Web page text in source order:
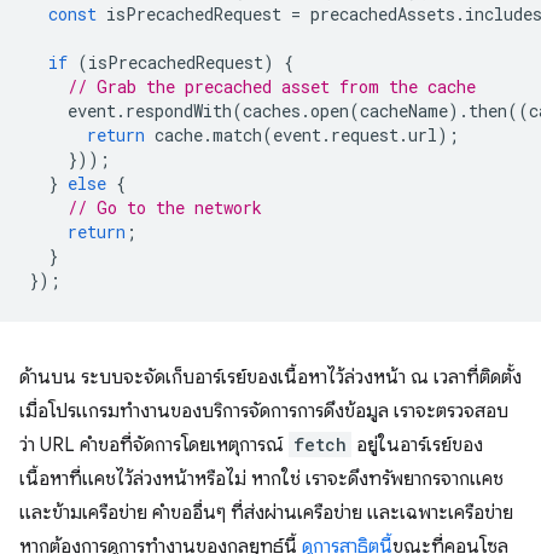
const isPrecachedRequest = precachedAssets . includes
if (isPrecachedRequest)
{
// Grab the precached asset from the cache
event. respondWith(caches .open(cacheName). then((
return cache.match(event. request.url);
}));
} else {
// Go to the network
return ;
}
});
ด้านบน ระบบจะจัดเก็บอาร์เรย์ของเนื้อหาไว้ล่วงหน้า ณ เวลาที่ติดตั้ง
เมื่อโปรแกรมทำงานของบริการจัดการการดึงข้อมูล เราจะตรวจสอบ
ว่า URL คำขอที่จัดการโดยเหตุการณ์ fetch อยู่ในอาร์เรย์ของ
เนื้อหาที่แคชไว้ล่วงหน้าหรือไม่ หากใช่ เราจะดึงทรัพยากรจากแคช
และข้ามเครือข่าย คำขออื่นๆ ที่ส่งผ่านเครือข่าย และเฉพาะเครือข่าย
หากต้องการดูการทำงานของกลยุทธ์นี้ ดูการสาธิตนี้ขณะที่คอนโซล